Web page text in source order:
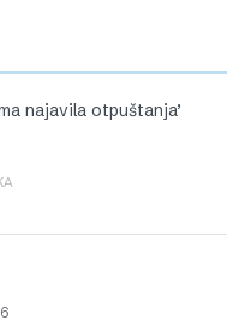
najavila otpuštanja’